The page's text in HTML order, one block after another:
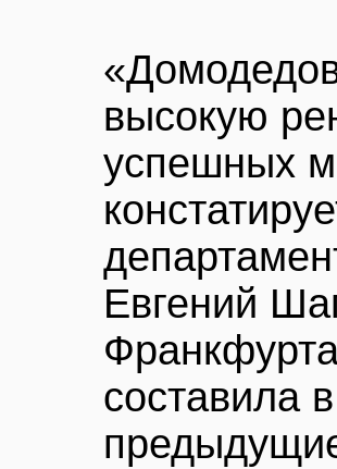
высокую
успешных
Евгений
составила